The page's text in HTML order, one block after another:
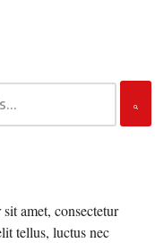
amet, consectetur
tellus, luctus nec